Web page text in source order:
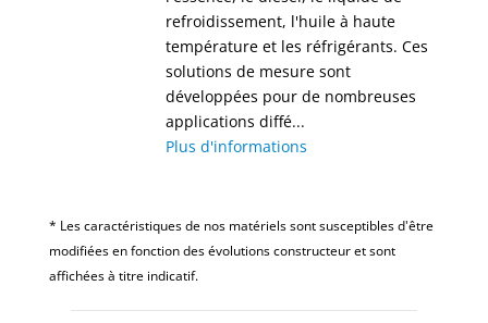
refroidissement, l'huile à haute
température et les réfrigérants. Ces
solutions de mesure sont
développées pour de nombreuses
applications diffé...
Plus d'informations
* Les caractéristiques de nos matériels sont susceptibles d'être
modifiées en fonction des évolutions constructeur et sont
affichées à titre indicatif.